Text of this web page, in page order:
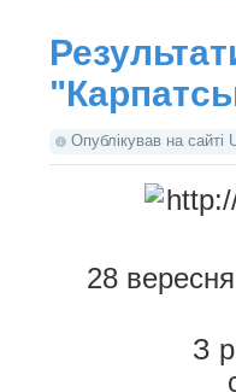
Опублікував на сайті
28
З